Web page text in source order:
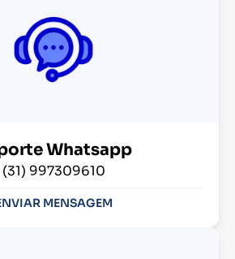
Whatsapp
(31) 997309610
MENSAGEM